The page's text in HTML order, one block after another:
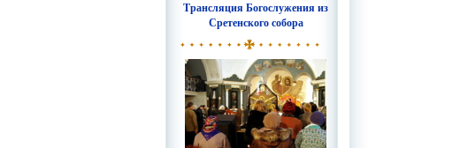
Трансляция Богослужения из
Сретенского собора